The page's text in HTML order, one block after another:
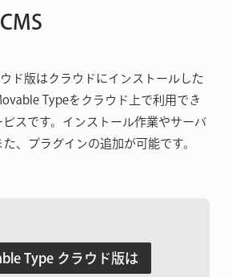
ド版はクラウドにインストールした
Typeをクラウド上で利用でき
ビスです。インストール作業やサーバ
、プラグインの追加が可能です。
Type クラウド版は